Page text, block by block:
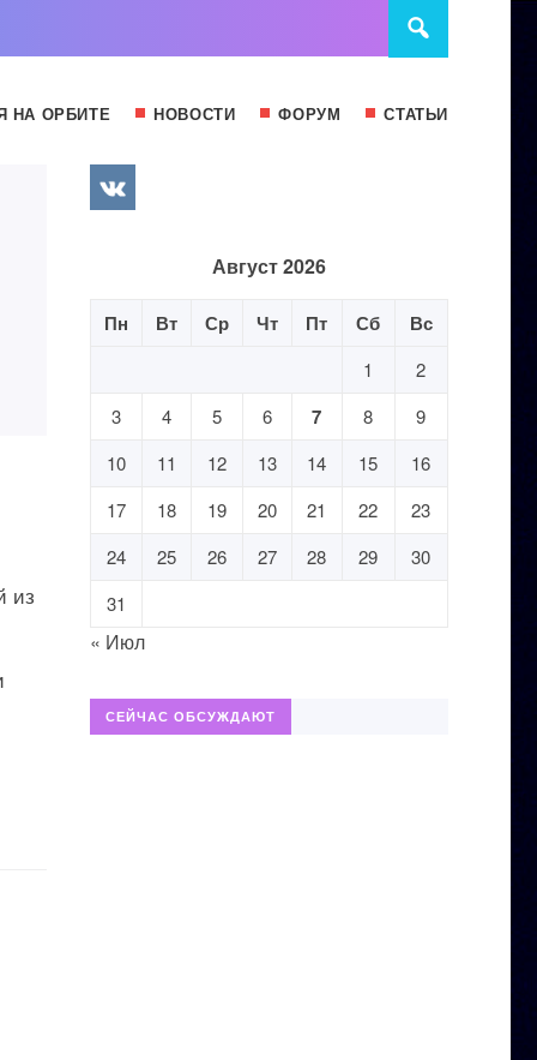
НА ОРБИТЕ НОВОСТИ ФОРУМ СТАТЬИ
из
Август 2026
Пн Вт Ср Чт Пт Сб Вс
1
2
3
4 5 6 7 8
9
10
11 12 13 14 15
16
17
18 19 20 21 22
23
24
25 26 27 28 29
30
31
« Июл
СЕЙЧАС ОБСУЖДАЮТ